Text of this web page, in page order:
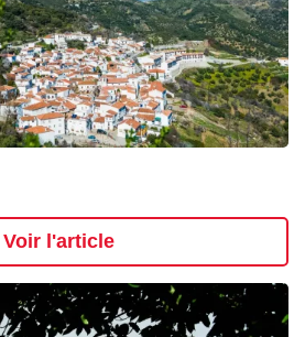
Voir l'article